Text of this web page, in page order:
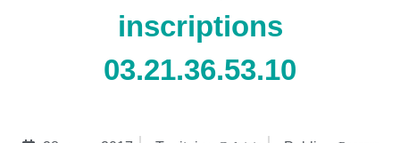
inscriptions
03.21.36.53.10